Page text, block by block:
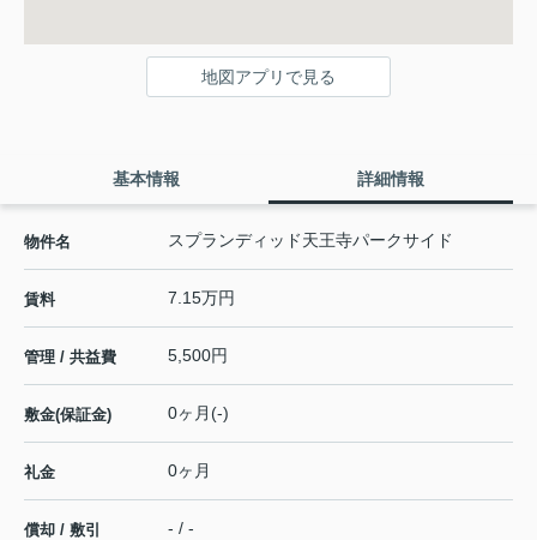
地図アプリで見る
基本情報 詳細情報
物件名 スプランディッド天王寺パークサイド
賃料 7.15万円
管理 / 共益費 5,500円
敷金(保証金) 0ヶ月(-)
礼金 0ヶ月
償却 / 敷引 - / -